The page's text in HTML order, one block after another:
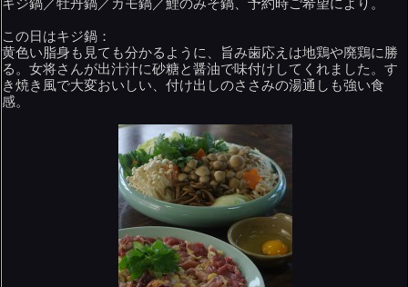
この日はキジ鍋：
黄色い脂身も見ても分かるように、旨み歯応えは地鶏や廃鶏に勝
る。女将さんが出汁汁に砂糖と醤油で味付けしてくれました。す
き焼き風で大変おいしい、付け出しのささみの湯通しも強い食
感。